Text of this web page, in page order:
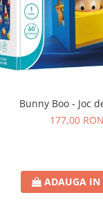
Bunny Boo - Joc
177,00 RON
ADAUGA IN